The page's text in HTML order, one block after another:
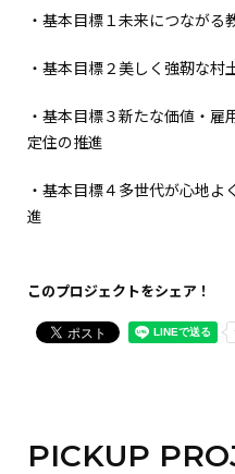
・基本目標１未来につなが
・基本目標２美しく強靭な村
・基本目標３新たな価値・雇
定住の推進
・基本目標４多世代が心地
進
このプロジェクトをシェア！
PICKUP